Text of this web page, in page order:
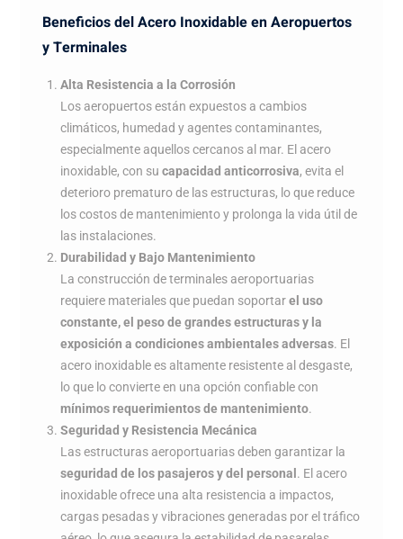
Beneficios del Acero Inoxidable en Aeropuertos
y Terminales
Alta Resistencia a la Corrosión
Los aeropuertos están expuestos a cambios
climáticos, humedad y agentes contaminantes,
especialmente aquellos cercanos al mar. El acero
inoxidable, con su capacidad anticorrosiva, evita el
deterioro prematuro de las estructuras, lo que reduce
los costos de mantenimiento y prolonga la vida útil de
las instalaciones.
Durabilidad y Bajo Mantenimiento
La construcción de terminales aeroportuarias
requiere materiales que puedan soportarel uso
constante, el peso de grandes estructuras y la
exposición a condiciones ambientales adversas. El
acero inoxidable es altamente resistente al desgaste,
lo que lo convierte en una opción confiable con
mínimos requerimientos de mantenimiento.
Seguridad y Resistencia Mecánica
Las estructuras aeroportuarias deben garantizar la
seguridad de los pasajeros y del personal. El acero
inoxidable ofrece una alta resistencia a impactos,
cargas pesadas y vibraciones generadas por el tráfico